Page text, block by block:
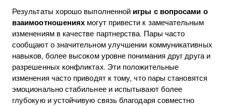
Результаты хорошо выполненной игры с вопросами о
взаимоотношениях могут привести к замечательным
изменениям в качестве партнерства. Пары часто
сообщают о значительном улучшении коммуникативных
навыков, более высоком уровне понимания друг друга и
разрешенных конфликтах. Эти положительные
изменения часто приводят к тому, что пары становятся
эмоционально стабильнее и испытывают более
глубокую и устойчивую связь благодаря совместно